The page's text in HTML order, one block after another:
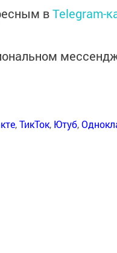
вTelegram-
,ТикТок, Ютуб,